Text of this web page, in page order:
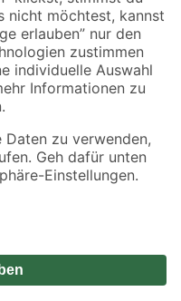
Angebote sind unter
Verfügbarkeiten beziehen
Artikel mit Speditionsversand, hier
Vertrag widerrufen